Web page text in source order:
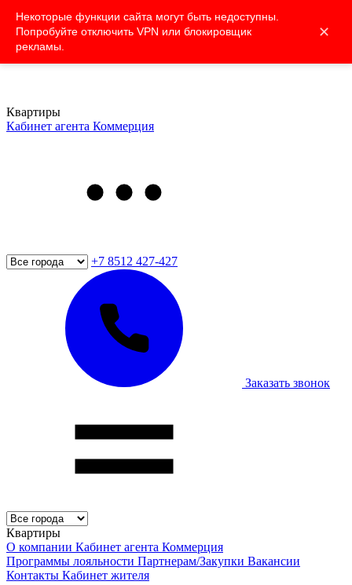
Некоторые функции сайта могут быть недоступны.
Попробуйте отключить VPN или блокировщик
рекламы.
✕
Квартиры
Кабинет агента Коммерция
+7 8512 427-427
Заказать звонок
Квартиры
О компании Кабинет агента Коммерция
Программы лояльности Партнерам/Закупки Вакансии
Контакты Кабинет жителя